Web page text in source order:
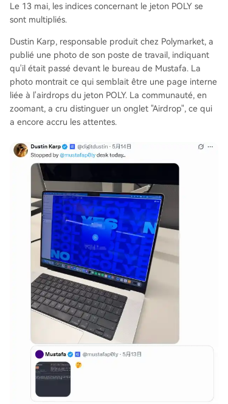
Le 13 mai, les indices concernant le jeton POLY se
sont multipliés.
Dustin Karp, responsable produit chez Polymarket, a
publié une photo de son poste de travail, indiquant
qu'il était passé devant le bureau de Mustafa. La
photo montrait ce qui semblait être une page interne
liée à l'airdrops du jeton POLY. La communauté, en
zoomant, a cru distinguer un onglet "Airdrop", ce qui
a encore accru les attentes.